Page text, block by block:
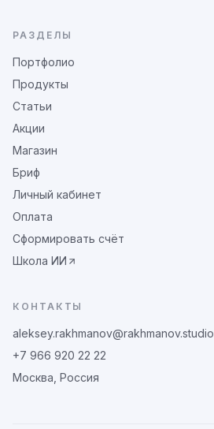
РАЗДЕЛЫ
Портфолио
Продукты
Статьи
Акции
Магазин
Бриф
Личный кабинет
Оплата
Сформировать счёт
Школа ИИ
КОНТАКТЫ
aleksey.rakhmanov@rakhmanov.studio
+7 966 920 22 22
Москва, Россия